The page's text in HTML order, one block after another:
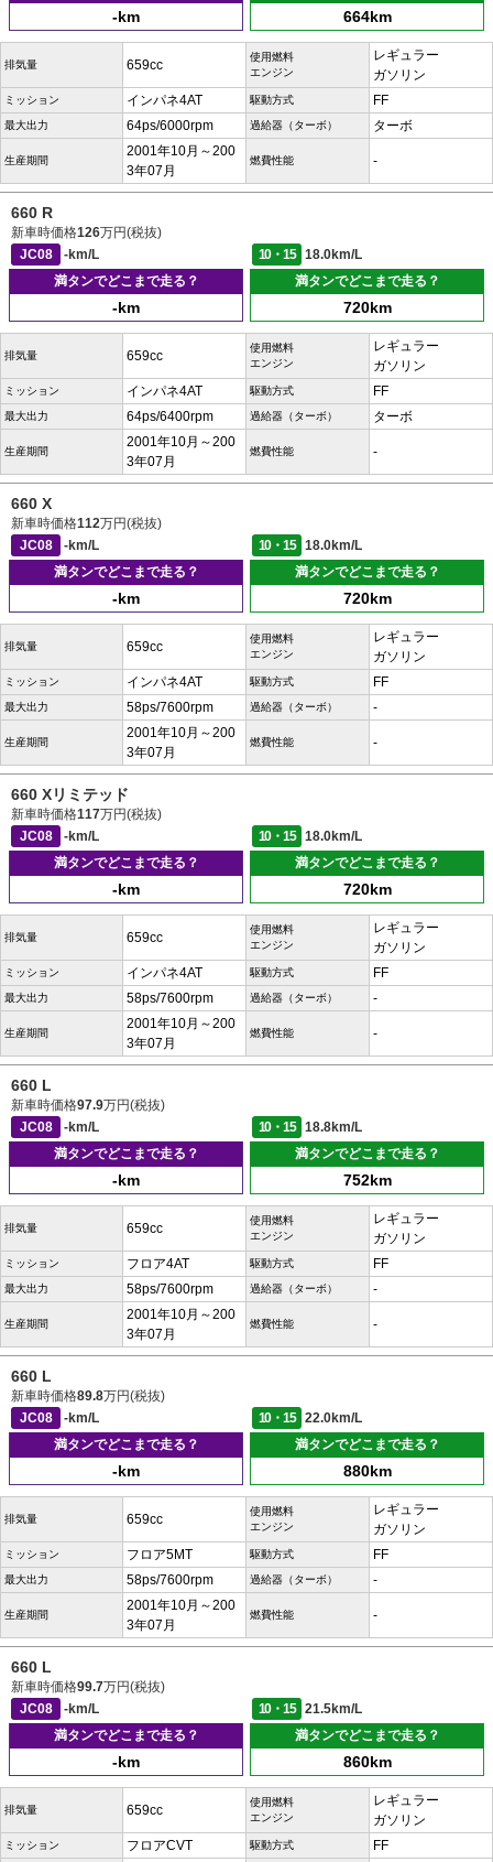
-km 664km
排気量 659cc
使用燃料
エンジン
レギュラー
ガソリン
ミッション インパネ4AT 駆動方式 FF
最大出力 64ps/6000rpm 過給器（ターボ） ターボ
生産期間
2001年10月～200
3年07月
燃費性能 -
660 R
新車時価格126万円(税抜)
JC08
-km/L 10・15
18.0km/L
満タンでどこまで走る？
-km
満タンでどこまで走る？
720km
排気量 659cc
使用燃料
エンジン
レギュラー
ガソリン
ミッション インパネ4AT 駆動方式 FF
最大出力 64ps/6400rpm 過給器（ターボ） ターボ
生産期間
2001年10月～200
3年07月
燃費性能 -
660 X
新車時価格112万円(税抜)
JC08
-km/L 10・15
18.0km/L
満タンでどこまで走る？
-km
満タンでどこまで走る？
720km
排気量 659cc
使用燃料
エンジン
レギュラー
ガソリン
ミッション インパネ4AT 駆動方式 FF
最大出力 58ps/7600rpm 過給器（ターボ） -
生産期間
2001年10月～200
3年07月
燃費性能 -
660 Xリミテッド
新車時価格117万円(税抜)
JC08
-km/L 10・15
18.0km/L
満タンでどこまで走る？
-km
満タンでどこまで走る？
720km
排気量 659cc
使用燃料
エンジン
レギュラー
ガソリン
ミッション インパネ4AT 駆動方式 FF
最大出力 58ps/7600rpm 過給器（ターボ） -
生産期間
2001年10月～200
3年07月
燃費性能 -
660 L
新車時価格97.9万円(税抜)
JC08
-km/L 10・15
18.8km/L
満タンでどこまで走る？
-km
満タンでどこまで走る？
752km
排気量 659cc
使用燃料
エンジン
レギュラー
ガソリン
ミッション フロア4AT 駆動方式 FF
最大出力 58ps/7600rpm 過給器（ターボ） -
生産期間
2001年10月～200
3年07月
燃費性能 -
660 L
新車時価格89.8万円(税抜)
JC08
-km/L 10・15
22.0km/L
満タンでどこまで走る？
-km
満タンでどこまで走る？
880km
排気量 659cc
使用燃料
エンジン
レギュラー
ガソリン
ミッション フロア5MT 駆動方式 FF
最大出力 58ps/7600rpm 過給器（ターボ） -
生産期間
2001年10月～200
3年07月
燃費性能 -
660 L
新車時価格99.7万円(税抜)
JC08
-km/L 10・15
21.5km/L
満タンでどこまで走る？
-km
満タンでどこまで走る？
860km
排気量 659cc
使用燃料
エンジン
レギュラー
ガソリン
ミッション フロアCVT 駆動方式 FF